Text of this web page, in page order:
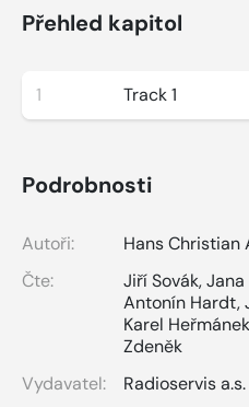
Přehled kapitol
1 Track 1
Podrobnosti
Autoři:
Hans Christian
Čte:
Jiří Sovák,
Antonín Hardt,
Karel Heřmánek
Zdeněk
Vydavatel:
Radioservis a.s.